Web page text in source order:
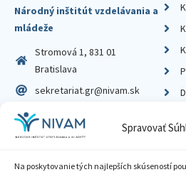
Spravovať
Na poskytovanie tých najlepších skúseností
Národný inštitút vzdelávania a
mládeže
Stromová 1, 831 01
Bratislava
sekretariat.gr@nivam.sk
IČO: 00164348
DIČ: 2020798714